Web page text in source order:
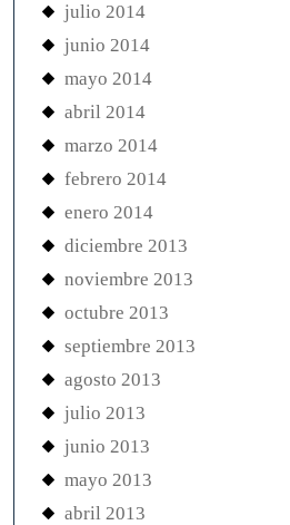
julio 2014
junio 2014
mayo 2014
abril 2014
marzo 2014
febrero 2014
enero 2014
diciembre 2013
noviembre 2013
octubre 2013
septiembre 2013
agosto 2013
julio 2013
junio 2013
mayo 2013
abril 2013